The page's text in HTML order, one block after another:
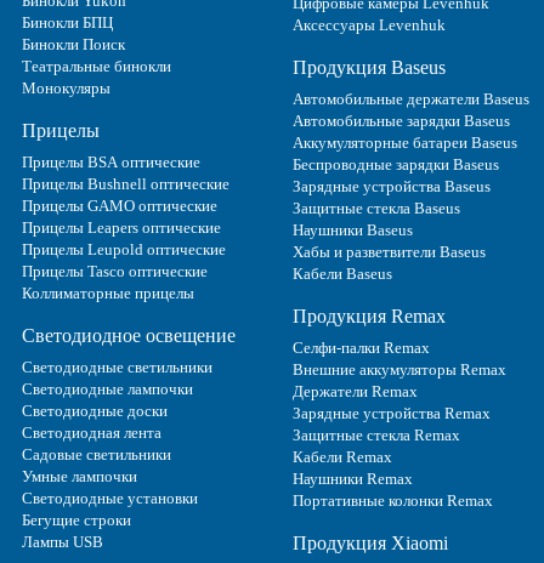
Бинокли БПЦ
Бинокли Поиск
Театральные бинокли
Монокуляры
Прицелы
Прицелы BSA оптические
Прицелы Bushnell оптические
Прицелы GAMO оптические
Прицелы Leapers оптические
Прицелы Leupold оптические
Прицелы Tasco оптические
Коллиматорные прицелы
Светодиодное освещение
Светодиодные светильники
Светодиодные лампочки
Светодиодные доски
Светодиодная лента
Садовые светильники
Умные лампочки
Светодиодные установки
Бегущие строки
Лампы USB
Аксессуары Levenhuk
Продукция Baseus
Автомобильные держатели Baseus
Автомобильные зарядки Baseus
Аккумуляторные батареи Baseus
Беспроводные зарядки Baseus
Зарядные устройства Baseus
Защитные стекла Baseus
Наушники Baseus
Хабы и разветвители Baseus
Кабели Baseus
Продукция Remax
Селфи-палки Remax
Внешние аккумуляторы Remax
Держатели Remax
Зарядные устройства Remax
Защитные стекла Remax
Кабели Remax
Наушники Remax
Портативные колонки Remax
Продукция Xiaomi